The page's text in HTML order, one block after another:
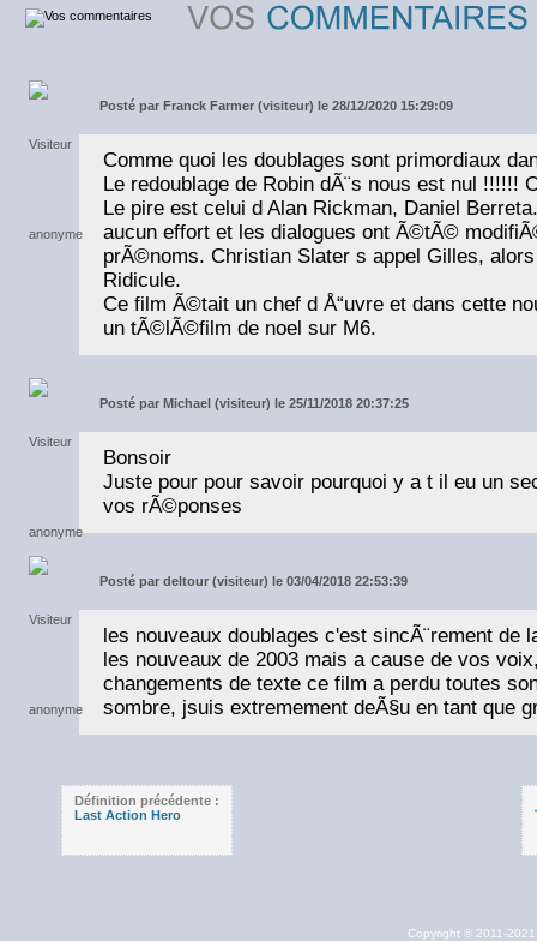
Posté par Franck Farmer (visiteur) le 28/12/2020 15:29:09
Comme quoi les doublages sont primordiaux
Le redoublage de Robin dÃ¨s nous est nul
Le pire est celui d Alan Rickman, Daniel
aucun effort et les dialogues ont Ã©tÃ©
prÃ©noms. Christian Slater s appel Gilles,
Ridicule.
Ce film Ã©tait un chef d Å“uvre et dans cette
un tÃ©lÃ©film de noel sur M6.
Posté par Michael (visiteur) le 25/11/2018 20:37:25
Bonsoir
Juste pour pour savoir pourquoi y a t il eu un
vos rÃ©ponses
Posté par deltour (visiteur) le 03/04/2018 22:53:39
les nouveaux doublages c'est sincÃ¨rement de
les nouveaux de 2003 mais a cause de vos
changements de texte ce film a perdu toutes
sombre, jsuis extremement deÃ§u en tant que
Définition précédente :
Last Action Hero
Copyright © 2011-